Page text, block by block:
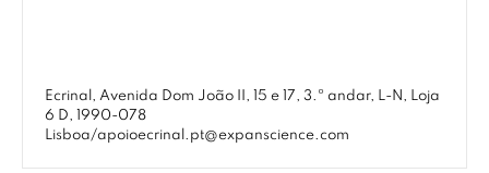
Ecrinal, Avenida Dom João II, 15 e 17, 3.º andar, L-N, Loja
6 D, 1990-078
Lisboa/apoioecrinal.pt@expanscience.com